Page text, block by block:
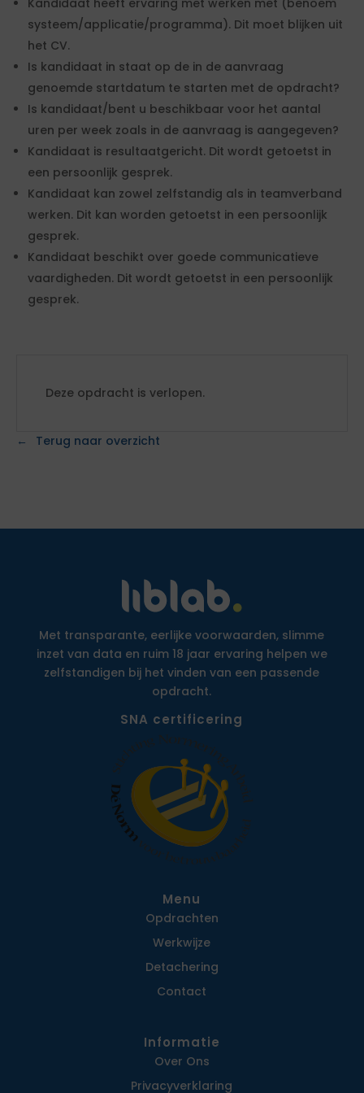
Kandidaat heeft ervaring met werken met (benoem
systeem/applicatie/programma). Dit moet blijken uit
het CV.
Is kandidaat in staat op de in de aanvraag
genoemde startdatum te starten met de opdracht?
Is kandidaat/bent u beschikbaar voor het aantal
uren per week zoals in de aanvraag is aangegeven?
Kandidaat is resultaatgericht. Dit wordt getoetst in
een persoonlijk gesprek.
Kandidaat kan zowel zelfstandig als in teamverband
werken. Dit kan worden getoetst in een persoonlijk
gesprek.
Kandidaat beschikt over goede communicatieve
vaardigheden. Dit wordt getoetst in een persoonlijk
gesprek.
Deze opdracht is verlopen.
Terug naar overzicht
Met transparante, eerlijke voorwaarden, slimme
inzet van data en ruim 18 jaar ervaring helpen we
zelfstandigen bij het vinden van een passende
opdracht.
SNA certificering
Menu
Opdrachten
Werkwijze
Detachering
Contact
Informatie
Over Ons
Privacy­verklaring